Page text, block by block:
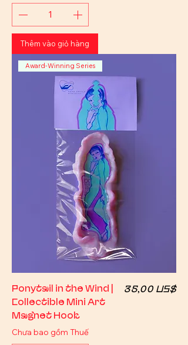
Thêm vào giỏ hàng
Award-Winning Series
Ponytail in the Wind |
Collectible Mini Art
Magnet Hook
Giá
35,00 US$
Chưa bao gồm Thuế